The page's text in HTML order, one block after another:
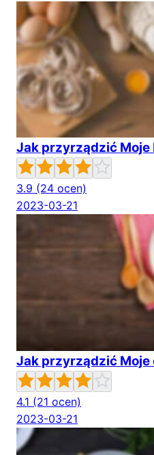
Jak przyrządzić Moje
3.9 (24 ocen)
2023-03-21
Jak przyrządzić
4.1 (21 ocen)
2023-03-21